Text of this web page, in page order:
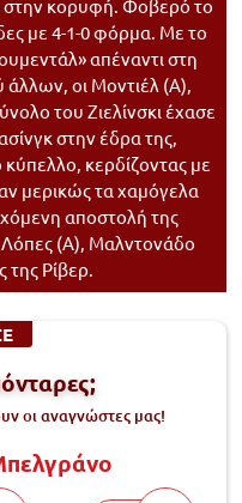
στην κορυφή. Φοβερό το
με 4-1-0 φόρμα. Με το
απέναντι στη
άλλων, οι Μοντιέλ (Α),
του Ζιελίνσκι έχασε
στην έδρα της,
κερδίζοντας με
μερικώς τα χαμόγελα
αποστολή της
Λόπες (Α), Μαλντονάδο
της Ρίβερ.
οι αναγνώστες μας!